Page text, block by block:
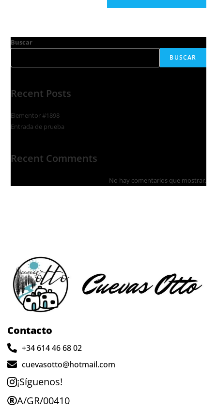
Buscar
BUSCAR
Recent Posts
Elementor #1898
Entrada de prueba
Recent Comments
No hay comentarios que mostrar.
Contacto
+34 614 46 68 02
cuevasotto@hotmail.com
¡Síguenos!
A/GR/00410